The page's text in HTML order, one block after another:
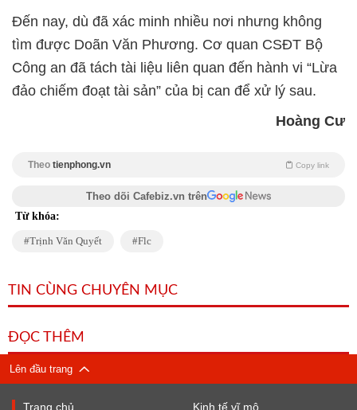
Đến nay, dù đã xác minh nhiều nơi nhưng không
tìm được Doãn Văn Phương. Cơ quan CSĐT Bộ
Công an đã tách tài liệu liên quan đến hành vi “Lừa
đảo chiếm đoạt tài sản” của bị can để xử lý sau.
Hoàng Cư
Theo tienphong.vn Copy link
Theo dõi Cafebiz.vn trên
Từ khóa:
Trịnh Văn Quyết Flc
TIN CÙNG CHUYÊN MỤC
ĐỌC THÊM
Lên đầu trang
Trang chủ Kinh tế vĩ mô